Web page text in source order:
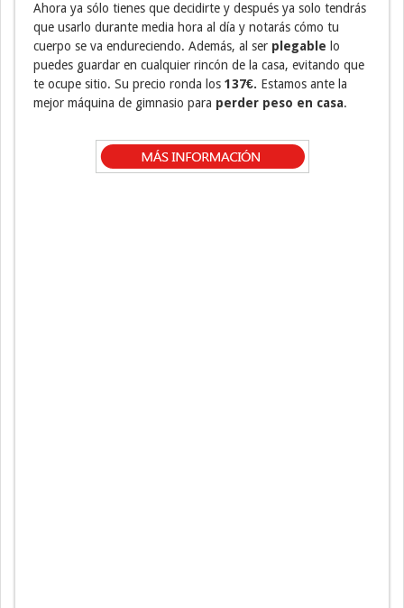
Ahora ya sólo tienes que decidirte y después ya solo tendrás
que usarlo durante media hora al día y notarás cómo tu
cuerpo se va endureciendo. Además, al ser plegable lo
puedes guardar en cualquier rincón de la casa, evitando que
te ocupe sitio. Su precio ronda los 137€. Estamos ante la
mejor máquina de gimnasio para perder peso en casa.